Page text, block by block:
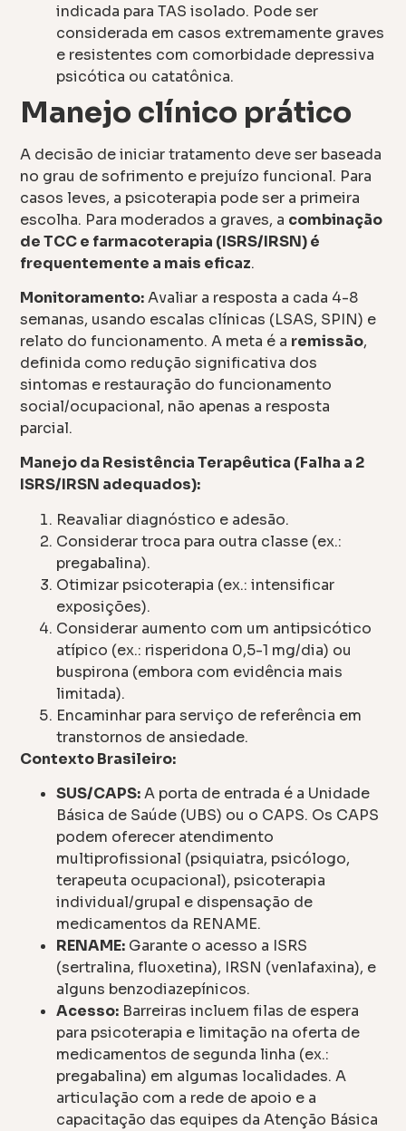
indicada para TAS isolado. Pode ser
considerada em casos extremamente graves
e resistentes com comorbidade depressiva
psicótica ou catatônica.
Manejo clínico prático
A decisão de iniciar tratamento deve ser baseada
no grau de sofrimento e prejuízo funcional. Para
casos leves, a psicoterapia pode ser a primeira
escolha. Para moderados a graves, a combinação
de TCC e farmacoterapia (ISRS/IRSN) é
frequentemente a mais eficaz.
Monitoramento:Avaliar a resposta a cada 4-8
semanas, usando escalas clínicas (LSAS, SPIN) e
relato do funcionamento. A meta é a remissão,
definida como redução significativa dos
sintomas e restauração do funcionamento
social/ocupacional, não apenas a resposta
parcial.
Manejo da Resistência Terapêutica (Falha a 2
ISRS/IRSN adequados):
Reavaliar diagnóstico e adesão.
Considerar troca para outra classe (ex.:
pregabalina).
Otimizar psicoterapia (ex.: intensificar
exposições).
Considerar aumento com um antipsicótico
atípico (ex.: risperidona 0,5-1 mg/dia) ou
buspirona (embora com evidência mais
limitada).
Encaminhar para serviço de referência em
transtornos de ansiedade.
Contexto Brasileiro:
SUS/CAPS:A porta de entrada é a Unidade
Básica de Saúde (UBS) ou o CAPS. Os CAPS
podem oferecer atendimento
multiprofissional (psiquiatra, psicólogo,
terapeuta ocupacional), psicoterapia
individual/grupal e dispensação de
medicamentos da RENAME.
RENAME: Garante o acesso a ISRS
(sertralina, fluoxetina), IRSN (venlafaxina), e
alguns benzodiazepínicos.
Acesso: Barreiras incluem filas de espera
para psicoterapia e limitação na oferta de
medicamentos de segunda linha (ex.:
pregabalina) em algumas localidades. A
articulação com a rede de apoio e a
capacitação das equipes da Atenção Básica